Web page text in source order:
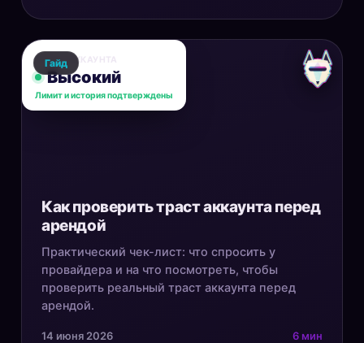
ТРАСТ АККАУНТА
Высокий
Лимит и история подтверждены
Гайд
Как проверить траст аккаунта перед
арендой
Практический чек-лист: что спросить у
провайдера и на что посмотреть, чтобы
проверить реальный траст аккаунта перед
арендой.
14 июня 2026 6 мин